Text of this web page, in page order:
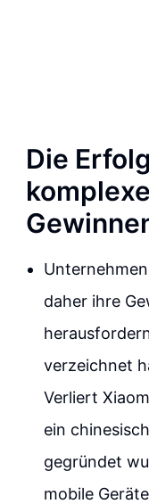
Die
daher ihre
verzeichnet
Verliert
ein
gegründet
mobile